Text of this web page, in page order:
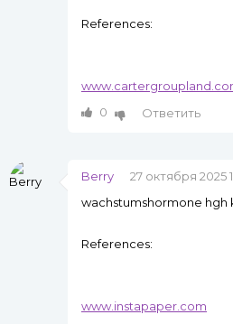
References:
0
Ответить
Berry
27 октября 2025
wachstumshormone hgh
References:
www.instapaper.com